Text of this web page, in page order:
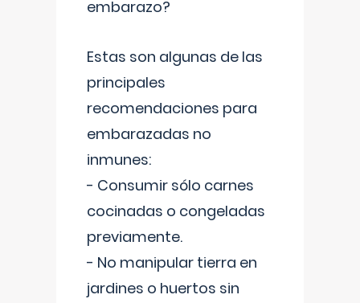
embarazo?
Estas son algunas de las
principales
recomendaciones para
embarazadas no
inmunes:
- Consumir sólo carnes
cocinadas o congeladas
previamente.
- No manipular tierra en
jardines o huertos sin